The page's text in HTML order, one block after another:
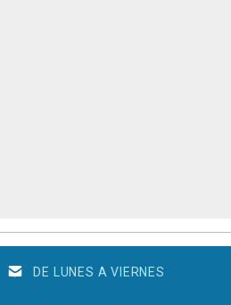
DE LUNES A VIERNES